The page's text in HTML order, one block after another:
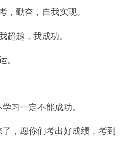
，勤奋，自我实现。
超越，我成功。
。
习一定不能成功。
，愿你们考出好成绩，考到